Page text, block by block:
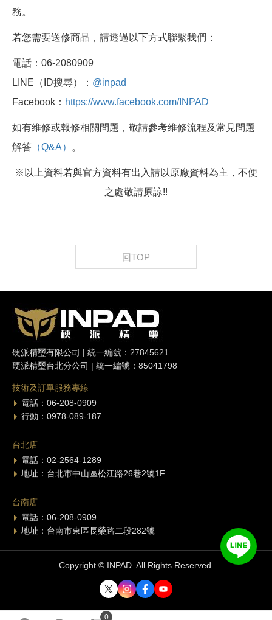
0
務。
若您需要送修商品，請透過以下方式聯繫我們：
電話：06-2080909
LINE（ID搜尋）： @inpad
Facebook： https://www.facebook.com/INPAD
如有維修或報修相關問題，敬請參考維修流程及常見問題
解答 （Q&A） 。
※以上資料若與官方資料有出入請以原廠資料為主，不便
之處敬請原諒!!
回TOP
硬派精璽有限公司 | 統一編號：27845621
硬派精璽台北分公司 | 統一編號：85041798
技術及訂單服務專線
電話：06-208-0909
行動：0978-089-187
台北店
電話：02-2564-1289
地址：台北市中山區松江路26巷2號1F
台南店
電話：06-208-0909
地址：台南市東區長榮路二段282號
Copyright © INPAD. All Rights Reserved.